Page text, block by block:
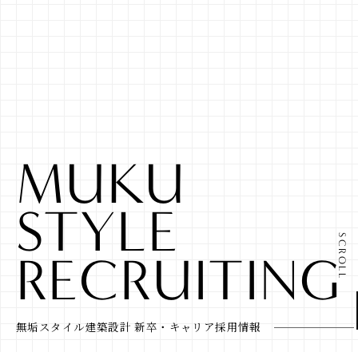
MUKU
STYLE
RECRUITING
無垢スタイル建築設計 新卒・キャリア採用情報
SCROLL